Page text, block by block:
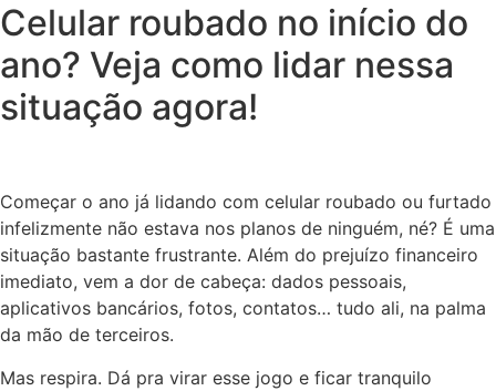
Celular roubado no início do
ano? Veja como lidar nessa
situação agora!
Começar o ano já lidando com celular roubado ou furtado
infelizmente não estava nos planos de ninguém, né? É uma
situação bastante frustrante. Além do prejuízo financeiro
imediato, vem a dor de cabeça: dados pessoais,
aplicativos bancários, fotos, contatos… tudo ali, na palma
da mão de terceiros.
Mas respira. Dá pra virar esse jogo e ficar tranquilo